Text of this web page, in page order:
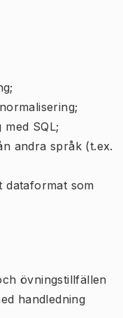
SQL;
andra språk (t.ex.
dataformat som
övningstillfällen
handledning